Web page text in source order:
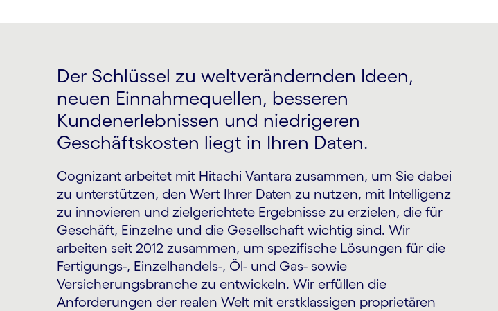
Der Schlüssel zu weltverändernden Ideen,
neuen Einnahmequellen, besseren
Kundenerlebnissen und niedrigeren
Geschäftskosten liegt in Ihren Daten.
Cognizant arbeitet mit Hitachi Vantara zusammen, um Sie dabei
zu unterstützen, den Wert Ihrer Daten zu nutzen, mit Intelligenz
zu innovieren und zielgerichtete Ergebnisse zu erzielen, die für
Geschäft, Einzelne und die Gesellschaft wichtig sind. Wir
arbeiten seit 2012 zusammen, um spezifische Lösungen für die
Fertigungs-, Einzelhandels-, Öl- und Gas- sowie
Versicherungsbranche zu entwickeln. Wir erfüllen die
Anforderungen der realen Welt mit erstklassigen proprietären